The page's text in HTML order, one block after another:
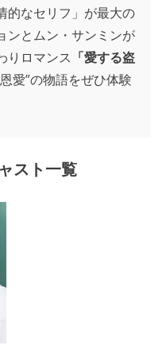
的なセリフ」が最大の
ンとムン・サンミンが
りロマンス 「愛する盗
愛”の物語をぜひ体験
スト一覧